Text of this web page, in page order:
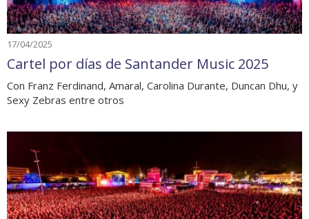
17/04/2025
Cartel por días de Santander Music 2025
Con Franz Ferdinand, Amaral, Carolina Durante, Duncan Dhu, y
Sexy Zebras entre otros